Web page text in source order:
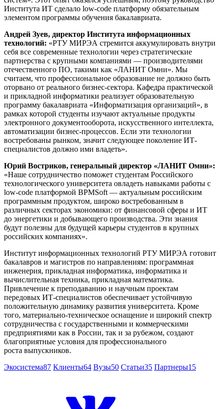
Института ИТ сделало low-code платформу обязательным
элементом программы обучения бакалавриата.
Андрей Зуев, директор Института информационных
технологий: «РТУ МИРЭА стремится аккумулировать внутри
себя все современные технологии через стратегические
партнерства с крупными компаниями — производителями
отечественного ПО, такими как «ЛАНИТ Омни». Мы
считаем, что профессиональное образование не должно быть
оторвано от реального бизнес-сектора. Кафедра практической
и прикладной информатики реализует образовательную
программу бакалавриата «Информатизация организаций», в
рамках которой студенты изучают актуальные продукты
электронного документооборота, искусственного интеллекта,
автоматизации бизнес-процессов. Если эти технологии
востребованы рынком, значит следующее поколение ИТ-
специалистов должно ими владеть».
Юрий Востриков, генеральный директор «ЛАНИТ Омни»:
«Наше сотрудничество поможет студентам Российского
технологического университета овладеть навыками работы с
low-code платформой BPMSoft — актуальным российским
программным продуктом, широко востребованным в
различных секторах экономики: от финансовой сферы и ИТ
до энергетики и добывающего производства. Эти знания
будут полезны для будущей карьеры студентов в крупных
российских компаниях».
Институт информационных технологий РТУ МИРЭА готовит
бакалавров и магистров по направлениям: программная
инженерия, прикладная информатика, информатика и
вычислительная техника, прикладная математика.
Привлечение к преподаванию и научным проектам
передовых ИТ-специалистов обеспечивает устойчивую
положительную динамику развития университета. Кроме
того, материально-техническое оснащение и широкий спектр
сотрудничества с государственными и коммерческими
предприятиями как в России, так и за рубежом, создают
благоприятные условия для профессионального
роста выпускников.
Экосистема87 Клиенты64 Вузы50 Статьи35 Партнеры15